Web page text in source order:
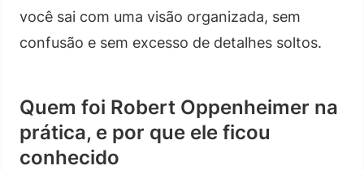
você sai com uma visão organizada, sem
confusão e sem excesso de detalhes soltos.
Quem foi Robert Oppenheimer na
prática, e por que ele ficou
conhecido